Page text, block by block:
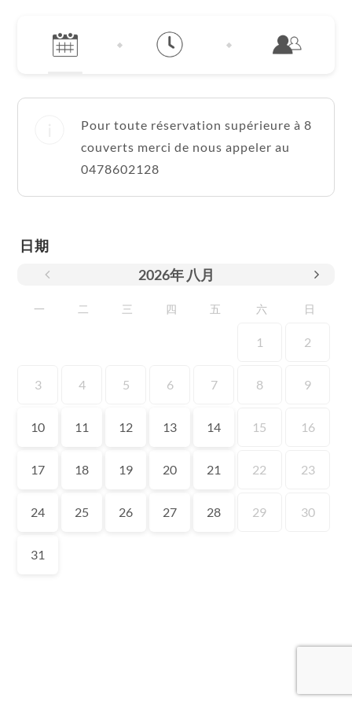
Pour toute réservation supérieure à 8
couverts merci de nous appeler au
0478602128
日期
2026年 八月
一 二 三 四 五 六 日
1 2
3 4 5 6 7 8 9
10 11 12 13 14 15 16
17 18 19 20 21 22 23
24 25 26 27 28 29 30
31